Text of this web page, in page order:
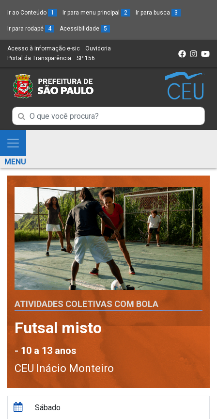
Ir ao Conteúdo 1 Ir para menu principal 2 Ir para busca 3
Ir para rodapé 4 Acessibilidade 5
Acesso à informação e-sic (Link
para
novo
sítio)
Ouvidoria
Portal da Transparência (Link
um
novo
SP 156
Campo
de
Busca
de
informações
Campo
de
de
informações
Mostra
e
Esconde
Menu
MENU
ATIVIDADES COLETIVAS COM BOLA
Futsal misto
- 10 a 13 anos
CEU Inácio Monteiro
Sábado